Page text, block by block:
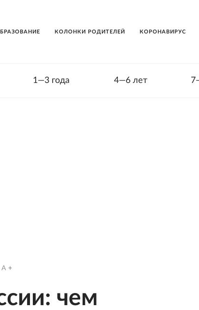
КОЛОНКИ РОДИТЕЛЕЙ КОРОНАВИРУС
1—3 года 4—6 лет
A
чем